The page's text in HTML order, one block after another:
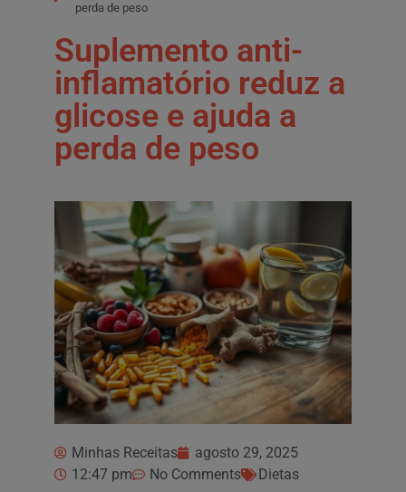
perda de peso
Suplemento anti-
inflamatório reduz a
glicose e ajuda a
perda de peso
Minhas Receitas
agosto 29, 2025
12:47 pm
No Comments Dietas